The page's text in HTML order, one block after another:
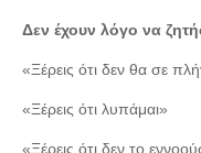
Δεν έχουν λόγο να
«Ξέρεις ότι δεν θα σε
«Ξέρεις ότι λυπάμαι»
«Ξέρεις ότι δεν το